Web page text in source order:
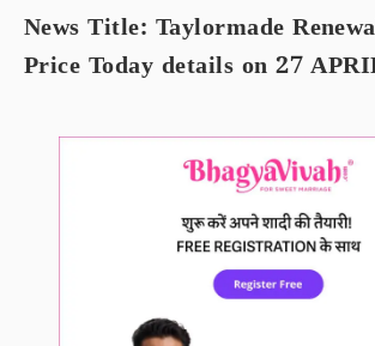
News Title: Taylormade
Price Today details on 27